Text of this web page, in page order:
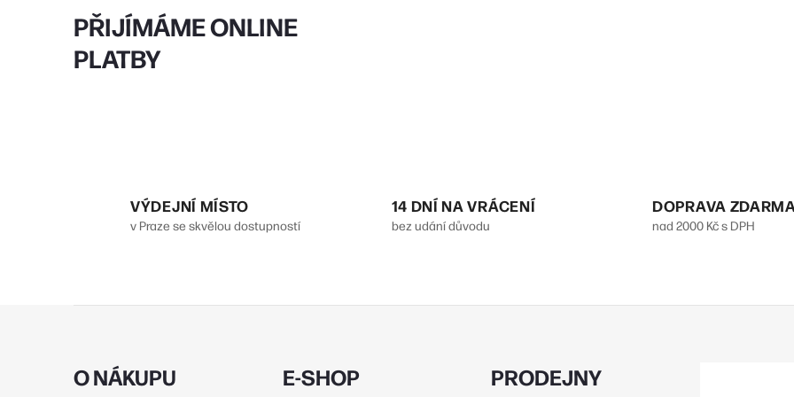
PŘIJÍMÁME ONLINE
PLATBY
VÝDEJNÍ MÍSTO
v Praze se skvělou dostupností
14 DNÍ NA VRÁCENÍ
bez udání důvodu
DOPRAVA
nad 2000 Kč s DPH
O NÁKUPU E-SHOP PRODEJNY